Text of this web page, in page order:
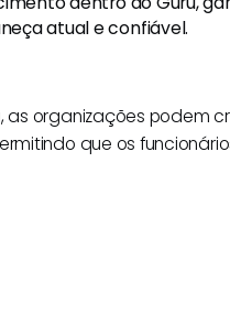
atual e confiável.
as organizações podem
que os